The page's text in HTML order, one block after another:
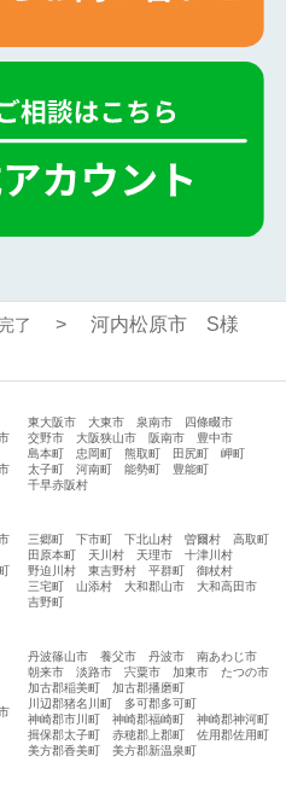
了
河内松原市 S様
東大阪市 大東市 泉南市
四條畷市
交野市
大阪狭山市 阪南市
豊中市
島本町
忠岡町 熊取町 田尻町
岬町
太子町
河南町 能勢町
豊能町
千早赤阪村
三郷町 下市町 下北山村 曽爾村
高取町
田原本町
天川村 天理市
十津川村
野迫川村
東吉野村 平群町
御杖村
三宅町
山添村 大和郡山市
大和高田市
吉野町
丹波篠山市 養父市 丹波市
南あわじ市
朝来市
淡路市 宍粟市 加東市
たつの市
加古郡稲美町
加古郡播磨町
川辺郡猪名川町
多可郡多可町
神崎郡市川町
神崎郡福崎町
神崎郡神河町
揖保郡太子町
赤穂郡上郡町
佐用郡佐用町
美方郡香美町
美方郡新温泉町